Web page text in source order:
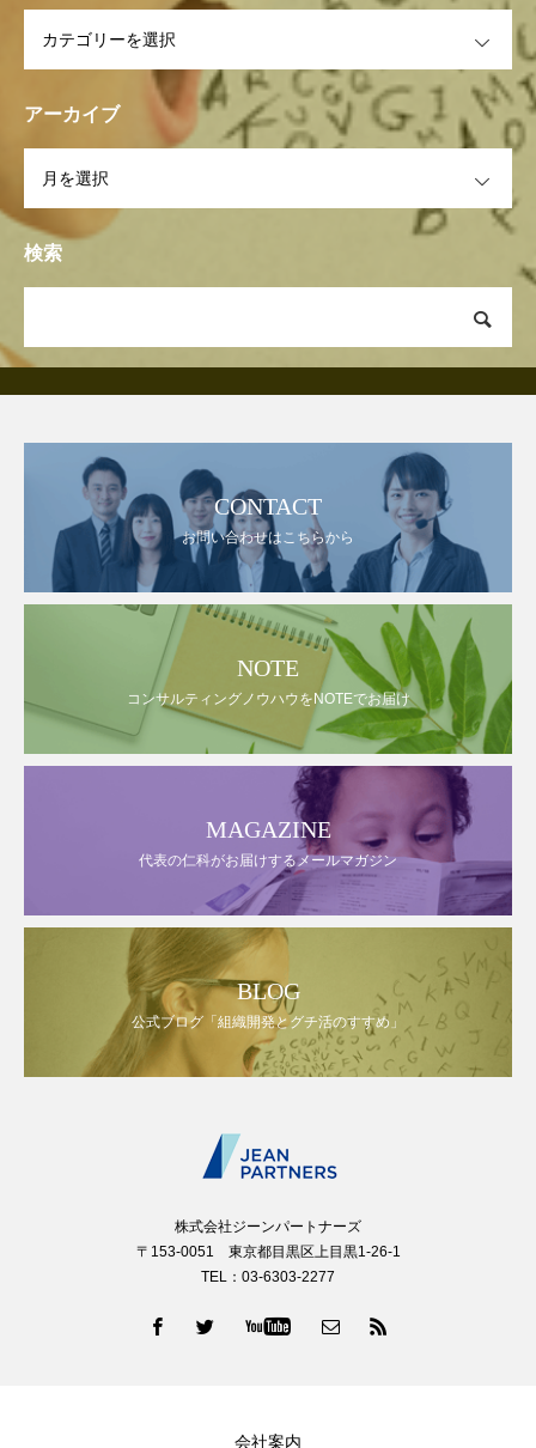
アーカイブ
検索
CONTACT
お問い合わせはこちらから
NOTE
コンサルティングノウハウをNOTEでお届け
MAGAZINE
代表の仁科がお届けするメールマガジン
BLOG
公式ブログ「組織開発とグチ活のすすめ」
株式会社ジーンパートナーズ
〒153-0051 東京都目黒区上目黒1-26-1
TEL：03-6303-2277
会社案内